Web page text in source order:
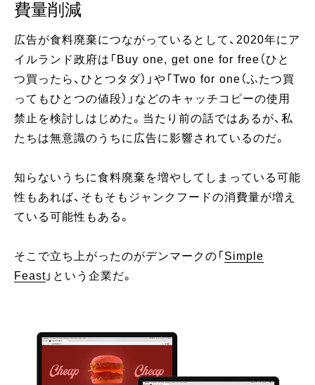
費量削減
広告が食料廃棄につながっているとして、2020年にア
イルランド政府は「Buy one, get one for free（ひと
つ買ったら、ひとつタダ）」や「Two for one（ふたつ買
ってもひとつの値段）」などのキャッチコピーの使用
禁止を検討しはじめた。当たり前の話ではあるが、私
たちは無意識のうちに広告に影響されているのだ。
知らないうちに食料廃棄を増やしてしまっている可能
性もあれば、そもそもジャンクフードの消費量が増え
ている可能性もある。
そこで立ち上がったのがデンマークの「 Simple
Feast 」という企業だ。